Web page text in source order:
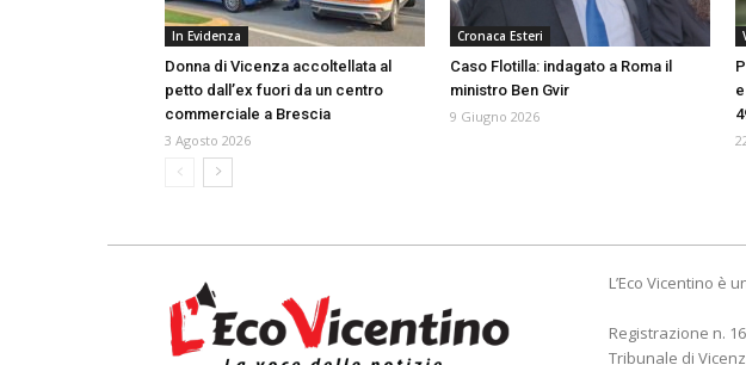
In Evidenza
Donna di Vicenza accoltellata al
petto dall’ex fuori da un centro
commerciale a Brescia
3 Agosto 2026
Cronaca Esteri
Caso Flotilla: indagato a Roma il
ministro Ben Gvir
9 Giugno 2026
L’Eco Vicentino è
Registrazione n.
Tribunale di